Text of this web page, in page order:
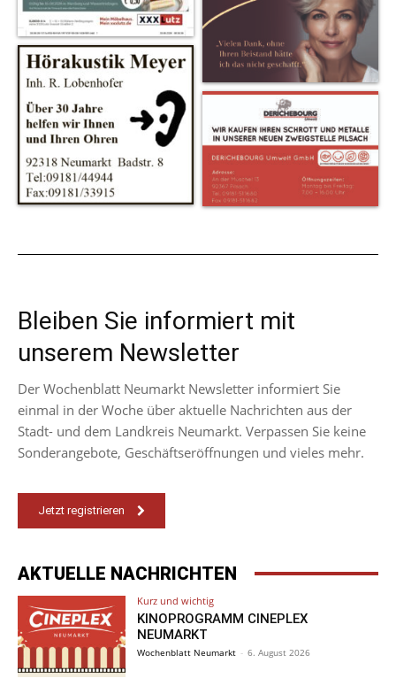
Bleiben Sie informiert mit
unserem Newsletter
Der Wochenblatt Neumarkt Newsletter informiert Sie
einmal in der Woche über aktuelle Nachrichten aus der
Stadt- und dem Landkreis Neumarkt. Verpassen Sie keine
Sonderangebote, Geschäftseröffnungen und vieles mehr.
Jetzt registrieren
AKTUELLE NACHRICHTEN
Kurz und wichtig
KINOPROGRAMM CINEPLEX
NEUMARKT
Wochenblatt Neumarkt - 6. August 2026